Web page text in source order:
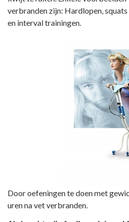
verbranden zijn: Hardlopen,
en interval trainingen.
Door oefeningen te doen met
uren na vet verbranden.